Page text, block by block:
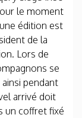
le moment
édition est
de la
Lors de
se
pendant
arrivé doit
un coffret fixé